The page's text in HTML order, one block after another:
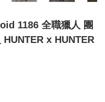
1186 全職獵人 團
x HUNTER